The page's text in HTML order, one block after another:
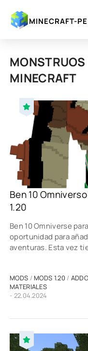
MINECRAFT-
MINECRAFT
Ben 10
1.20
Ben 10 Omniverse
oportunidad para
aventuras. Esta vez
MODS / MODS 1.20 /
MATERIALES
- 22.04.2024